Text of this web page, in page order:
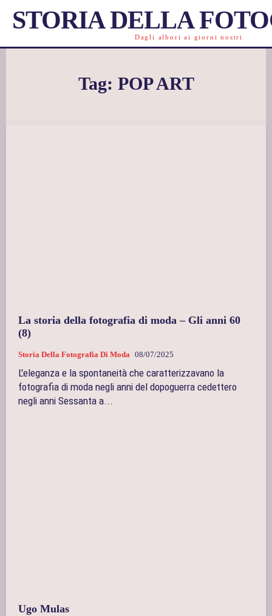
STORIA DELLA
Dagli albori ai giorni nostri
Tag: POP ART
La storia della fotografia di moda – Gli anni 60
(8)
Storia Della Fotografia Di Moda 08/07/2025
L'eleganza e la spontaneità che caratterizzavano la
fotografia di moda negli anni del dopoguerra cedettero
negli anni Sessanta a...
Ugo Mulas